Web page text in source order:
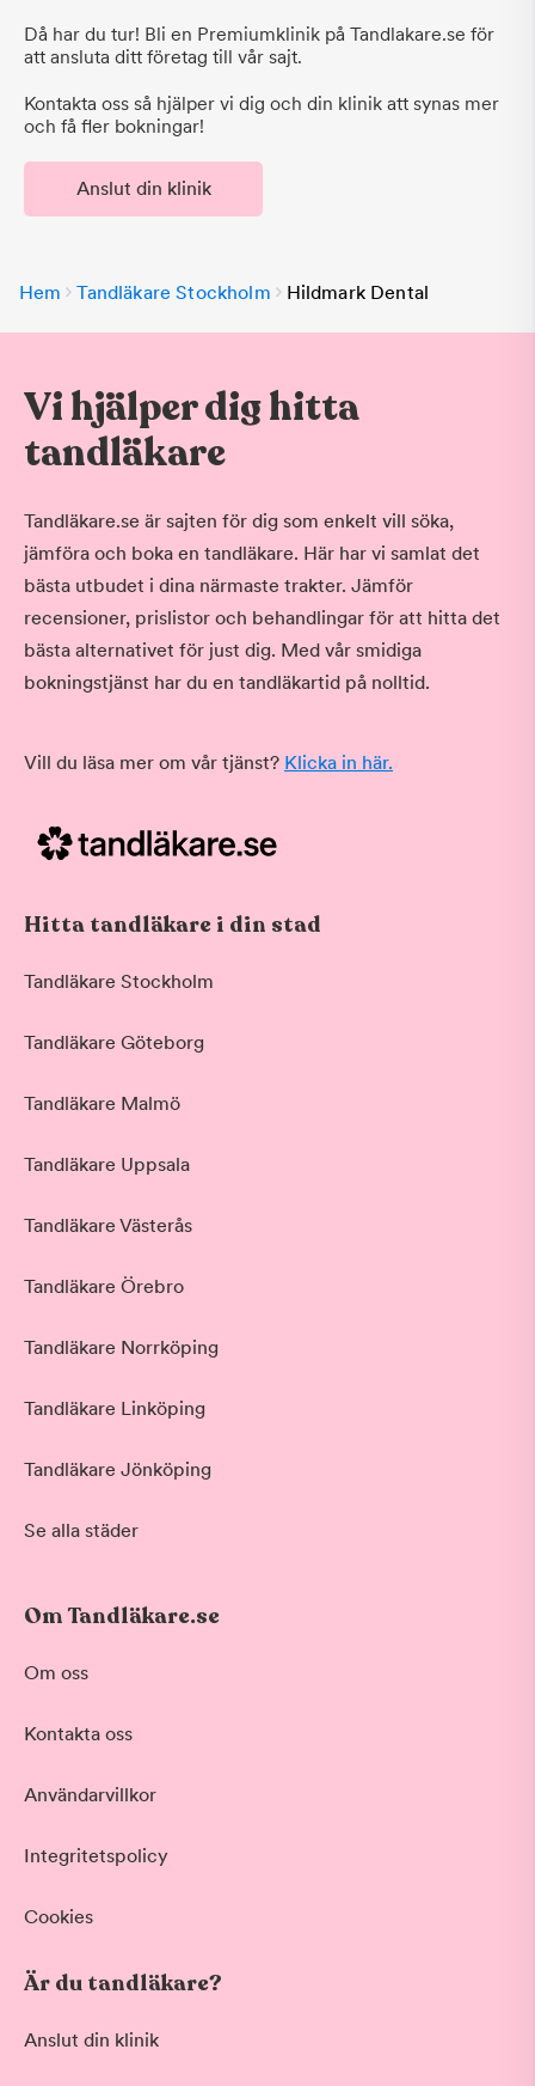
Då har du tur! Bli en Premiumklinik på Tandlakare.se för
att ansluta ditt företag till vår sajt.
Kontakta oss så hjälper vi dig och din klinik att synas mer
och få fler bokningar!
Anslut din klinik
Hem Tandläkare Stockholm Hildmark Dental
Vi hjälper dig hitta
tandläkare
Tandläkare.se är sajten för dig som enkelt vill söka,
jämföra och boka en tandläkare. Här har vi samlat det
bästa utbudet i dina närmaste trakter. Jämför
recensioner, prislistor och behandlingar för att hitta det
bästa alternativet för just dig. Med vår smidiga
bokningstjänst har du en tandläkartid på nolltid.
Vill du läsa mer om vår tjänst? Klicka in här.
Hitta tandläkare i din stad
Tandläkare Stockholm
Tandläkare Göteborg
Tandläkare Malmö
Tandläkare Uppsala
Tandläkare Västerås
Tandläkare Örebro
Tandläkare Norrköping
Tandläkare Linköping
Tandläkare Jönköping
Se alla städer
Om Tandläkare.se
Om oss
Kontakta oss
Användarvillkor
Integritetspolicy
Cookies
Är du tandläkare?
Anslut din klinik